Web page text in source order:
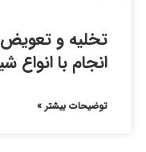
تخلیه و
انجام با انواع
توضیحات بیشتر »